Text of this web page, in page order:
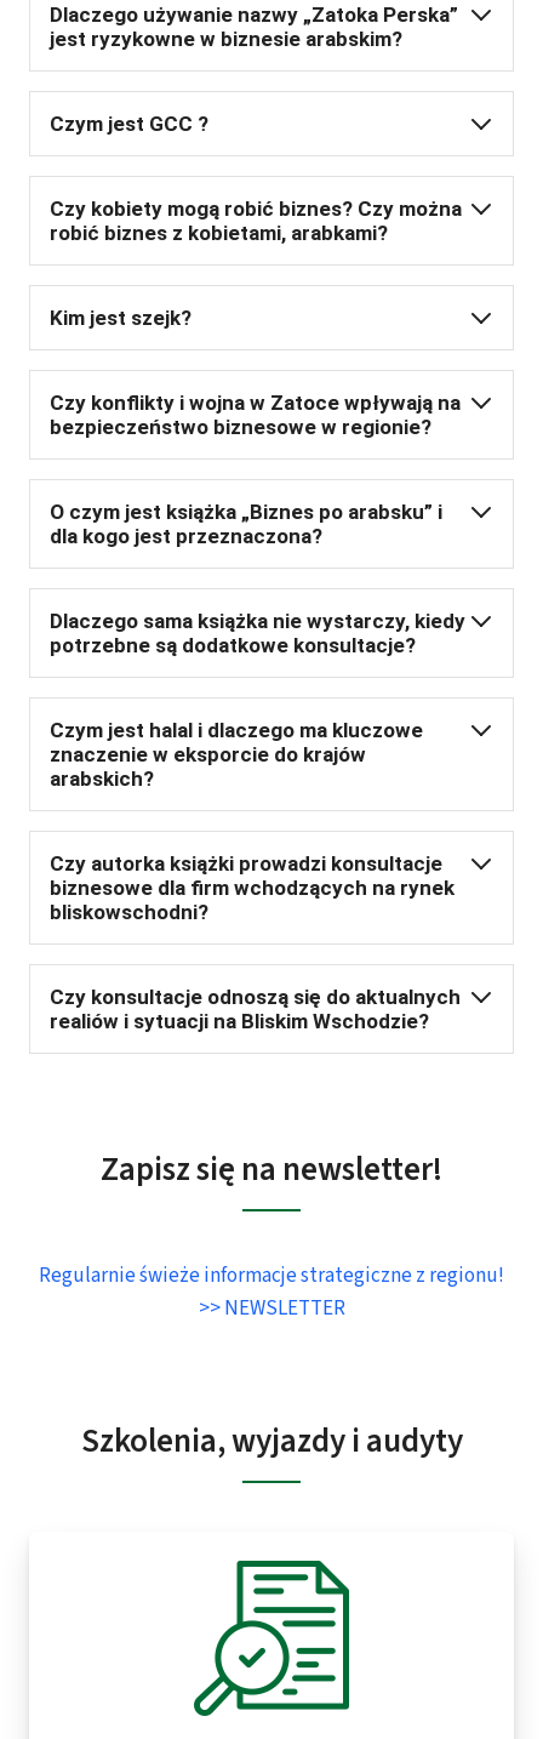
Dlaczego używanie nazwy „Zatoka Perska”
jest ryzykowne w biznesie arabskim?
Czym jest GCC ?
Czy kobiety mogą robić biznes? Czy można
robić biznes z kobietami, arabkami?
Kim jest szejk?
Czy konflikty i wojna w Zatoce wpływają na
bezpieczeństwo biznesowe w regionie?
O czym jest książka „Biznes po arabsku” i
dla kogo jest przeznaczona?
Dlaczego sama książka nie wystarczy, kiedy
potrzebne są dodatkowe konsultacje?
Czym jest halal i dlaczego ma kluczowe
znaczenie w eksporcie do krajów
arabskich?
Czy autorka książki prowadzi konsultacje
biznesowe dla firm wchodzących na rynek
bliskowschodni?
Czy konsultacje odnoszą się do aktualnych
realiów i sytuacji na Bliskim Wschodzie?
Zapisz się na newsletter!
Regularnie świeże informacje strategiczne z regionu!
>> NEWSLETTER
Szkolenia, wyjazdy i audyty